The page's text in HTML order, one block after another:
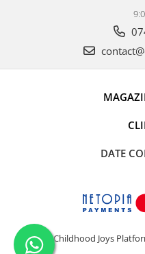
DATE
Childhood Joys